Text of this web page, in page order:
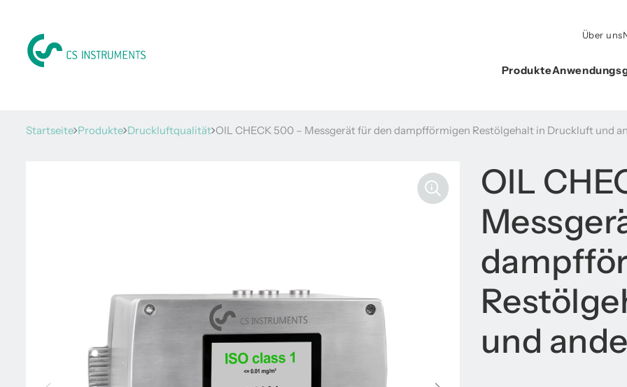
Über uns
Produkte
Startseite Produkte Druckluftqualität OIL CHECK 500 – Messgerät für den dampfförmigen Restölgehalt in Druckluft und
OIL
und